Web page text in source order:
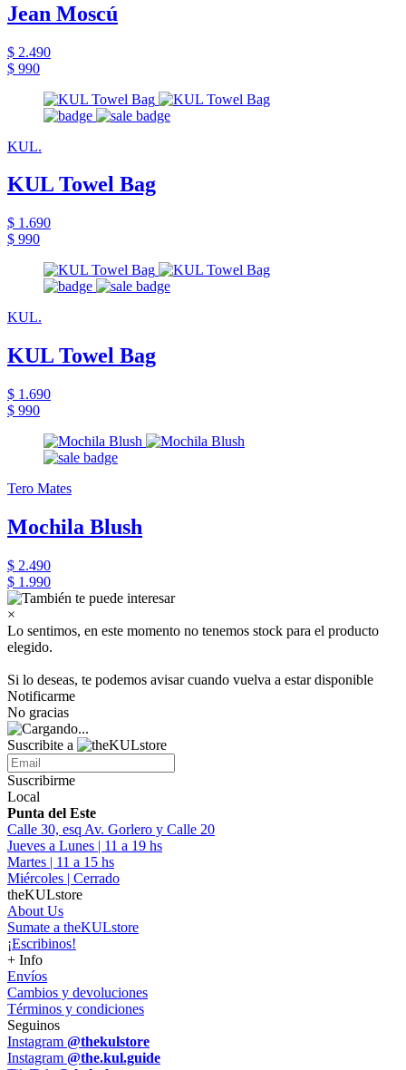
Jean Moscú
$ 2.490
$ 990
KUL.
KUL Towel Bag
$ 1.690
$ 990
KUL.
KUL Towel Bag
$ 1.690
$ 990
Tero Mates
Mochila Blush
$ 2.490
$ 1.990
×
Lo sentimos, en este momento no tenemos stock para el producto
elegido.
Si lo deseas, te podemos avisar cuando vuelva a estar disponible
Notificarme
No gracias
Suscribite a
Suscribirme
Local
Punta del Este
Calle 30, esq Av. Gorlero y Calle 20
Jueves a Lunes | 11 a 19 hs
Martes | 11 a 15 hs
Miércoles | Cerrado
theKULstore
About Us
Sumate a theKULstore
¡Escribinos!
+ Info
Envíos
Cambios y devoluciones
Términos y condiciones
Seguinos
Instagram @thekulstore
Instagram @the.kul.guide